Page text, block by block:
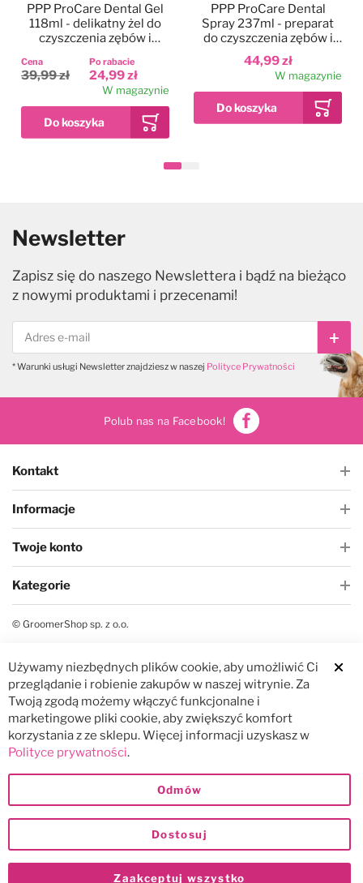
Po rabacie
24,99 zł
Cena
39,99 zł
PPP ProCare Dental Gel
118ml - delikatny żel do
czyszczenia zębów i
PROMOCJA ze względu
na datę najlepiej spożyć
przed 30.06.2025
W magazynie
44,99 zł
PPP ProCare Dental
Spray 237ml - preparat
do czyszczenia zębów i
dziąseł dla psa i kota
W magazynie
Newsletter
Zapisz się do naszego Newslettera i bądź na bieżąco
z nowymi produktami i przecenami!
* Warunki usługi Newsletter znajdziesz w naszej Polityce Prywatności
Polub nas na Facebook!
Kontakt
Informacje
Twoje konto
Kategorie
© GroomerShop sp. z o.o.
Używamy niezbędnych plików cookie, aby umożliwić Ci
przeglądanie i robienie zakupów w naszej witrynie. Za
Twoją zgodą możemy włączyć funkcjonalne i
marketingowe pliki cookie, aby zwiększyć komfort
korzystania z ze sklepu. Więcej informacji uzyskasz w
Polityce prywatności.
Zaakceptuj wszystko
Dostosuj
Odmów